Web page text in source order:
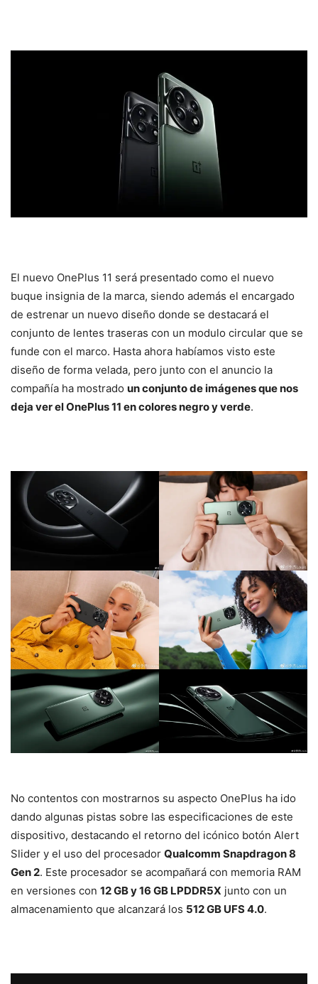
El nuevo OnePlus 11 será presentado como el nuevo
buque insignia de la marca, siendo además el encargado
de estrenar un nuevo diseño donde se destacará el
conjunto de lentes traseras con un modulo circular que se
funde con el marco. Hasta ahora habíamos visto este
diseño de forma velada, pero junto con el anuncio la
compañía ha mostrado un conjunto de imágenes que nos
deja ver el OnePlus 11 en colores negro y verde.
No contentos con mostrarnos su aspecto OnePlus ha ido
dando algunas pistas sobre las especificaciones de este
dispositivo, destacando el retorno del icónico botón Alert
Slider y el uso del procesador Qualcomm Snapdragon 8
Gen 2. Este procesador se acompañará con memoria RAM
en versiones con 12 GB y 16 GB LPDDR5X junto con un
almacenamiento que alcanzará los 512 GB UFS 4.0.